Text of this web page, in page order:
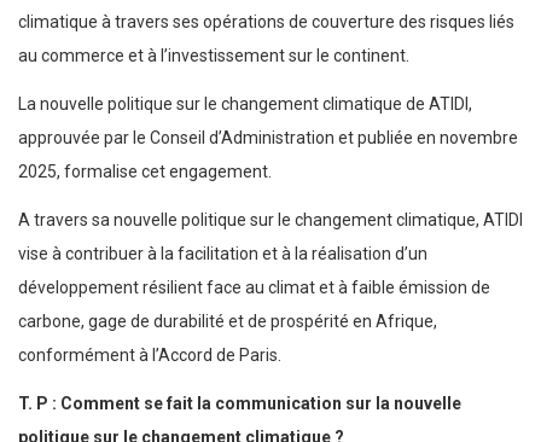
climatique à travers ses opérations de couverture des risques liés
au commerce et à l’investissement sur le continent.
La nouvelle politique sur le changement climatique de ATIDI,
approuvée par le Conseil d’Administration et publiée en novembre
2025, formalise cet engagement.
A travers sa nouvelle politique sur le changement climatique, ATIDI
vise à contribuer à la facilitation et à la réalisation d’un
développement résilient face au climat et à faible émission de
carbone, gage de durabilité et de prospérité en Afrique,
conformément à l’Accord de Paris.
T. P : Comment se fait la communication sur la nouvelle
politique sur le changement climatique ?